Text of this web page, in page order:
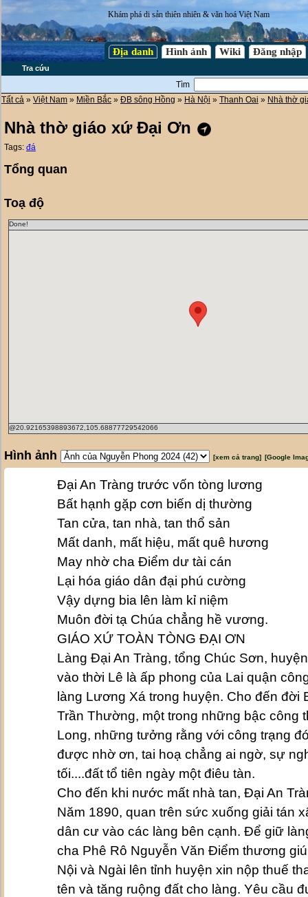
Khám phá di sản thiên nhiên & văn hoá Việt Nam
Địa danh Hình ảnh Wiki Đăng nhập
Tra cứu
Tìm
Tất cả » Việt Nam » Miền Bắc » ĐB sông Hồng » Hà Nội » Thanh Oai » Nhà thờ
Nhà thờ giáo xứ Đại Ơn
Tags: đá
Tổng quan
Toạ độ
Done!
@20.92165398893672,105.68877729542066
Hình ảnh [xem cả trang] [Google
Đại An Tràng trước vốn tòng lương
Bất hạnh gặp cơn biến dị thường
Tan cửa, tan nhà, tan thổ sản
Mất danh, mất hiệu, mất quê hương
May nhờ cha Điểm dư tài cán
Lại hóa giáo dân đại phú cường
Vậy dựng bia lên làm kỉ niệm
Muôn đời tạ Chúa chẳng hề vương.
GIÁO XỨ TOÀN TÒNG ĐẠI ƠN
Làng Đại An Tràng, tổng Chúc Sơn,
vào thời Lê là ấp phong của Lai quận
làng Lương Xá trong huyện. Cho đến
Trần Thường, một trong những bậc công
Long, những tưởng rằng với công trạng
được nhờ ơn, tai hoạ chẳng ai ngờ, sự
tối....đất tổ tiên ngày một điêu tàn.
Cho đến khi nước mất nhà tan, Đại An
Năm 1890, quan trên sức xuống giải tán
dân cư vào các làng bên cạnh. Để giữ
cha Phê Rô Nguyễn Văn Điểm thương
Nội và Ngài lên tỉnh huyện xin nộp thuế
tên và tăng ruộng đất cho làng. Yêu cầu